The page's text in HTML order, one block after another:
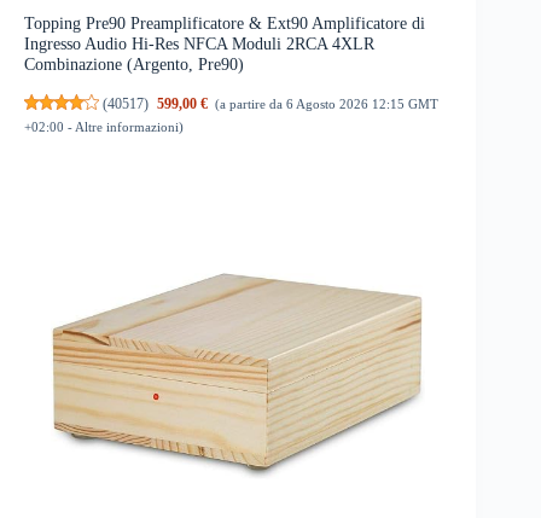
Topping Pre90 Preamplificatore & Ext90 Amplificatore di
Ingresso Audio Hi-Res NFCA Moduli 2RCA 4XLR
Combinazione (Argento, Pre90)
(40517) 599,00 € (a partire da 6 Agosto 2026 12:15 GMT
+02:00 - Altre informazioni)